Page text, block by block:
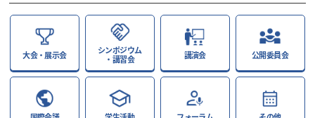
大会・展示会
シンポジウム
・講習会
講演会 公開委員会